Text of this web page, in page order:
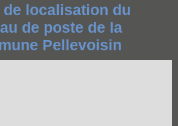
de localisation du
de poste de la
Pellevoisin